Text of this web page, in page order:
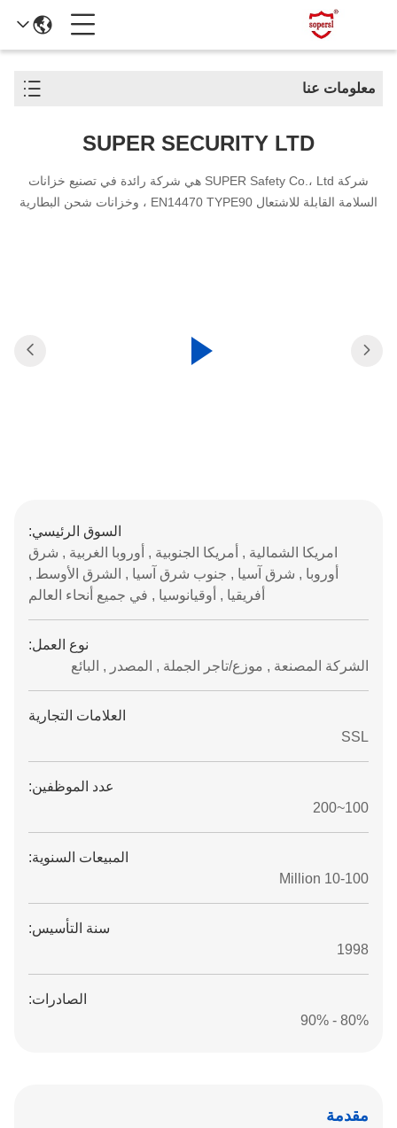
معلومات عنا
SUPER SECURITY LTD
شركة SUPER Safety Co.، Ltd هي شركة رائدة في تصنيع خزانات
السلامة القابلة للاشتعال EN14470 TYPE90 ، وخزانات شحن البطارية
السوق الرئيسي:
امريكا الشمالية , أمريكا الجنوبية , أوروبا الغربية , شرق
أوروبا , شرق آسيا , جنوب شرق آسيا , الشرق الأوسط ,
أفريقيا , أوقيانوسيا , في جميع أنحاء العالم
نوع العمل:
الشركة المصنعة , موزع/تاجر الجملة , المصدر , البائع
العلامات التجارية
SSL
عدد الموظفين:
100~200
المبيعات السنوية:
10-100 Million
سنة التأسيس:
1998
الصادرات:
80% - 90%
مقدمة